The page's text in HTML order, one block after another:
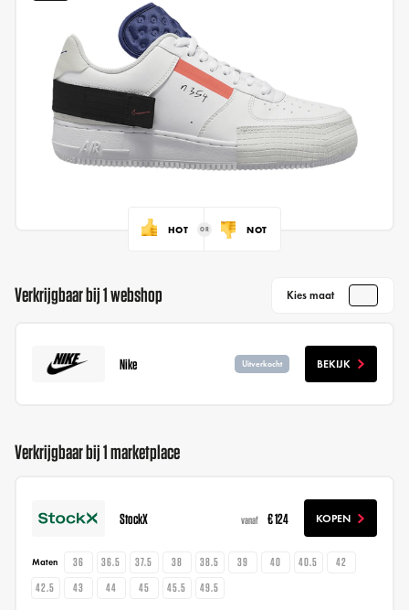
HOT NOT
Verkrijgbaar bij 1 webshop Kies maat
Nike Uitverkocht BEKIJK
Verkrijgbaar bij 1 marketplace
StockX vanaf € 124 KOPEN
Maten 36 36.5 37.5 38 38.5 39 40 40.5
42
42.5
43 44 45 45.5 49.5